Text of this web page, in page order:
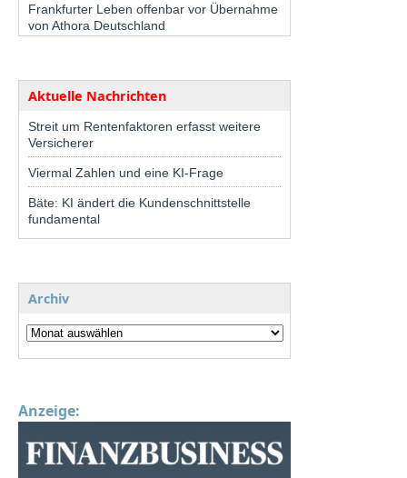
Frankfurter Leben offenbar vor Übernahme
von Athora Deutschland
Aktuelle Nachrichten
Streit um Rentenfaktoren erfasst weitere
Versicherer
Viermal Zahlen und eine KI-Frage
Bäte: KI ändert die Kundenschnittstelle
fundamental
Archiv
Anzeige: